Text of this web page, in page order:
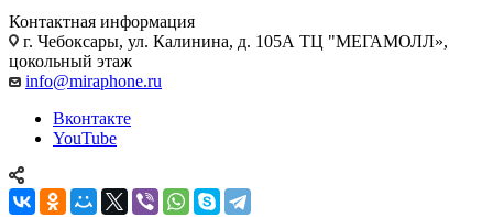
Контактная информация
г. Чебоксары, ул. Калинина, д. 105А ТЦ "МЕГАМОЛЛ»,
цокольный этаж
info@miraphone.ru
Вконтакте
YouTube